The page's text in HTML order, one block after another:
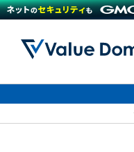
ドメイ
レンタ
セキュ
サービ